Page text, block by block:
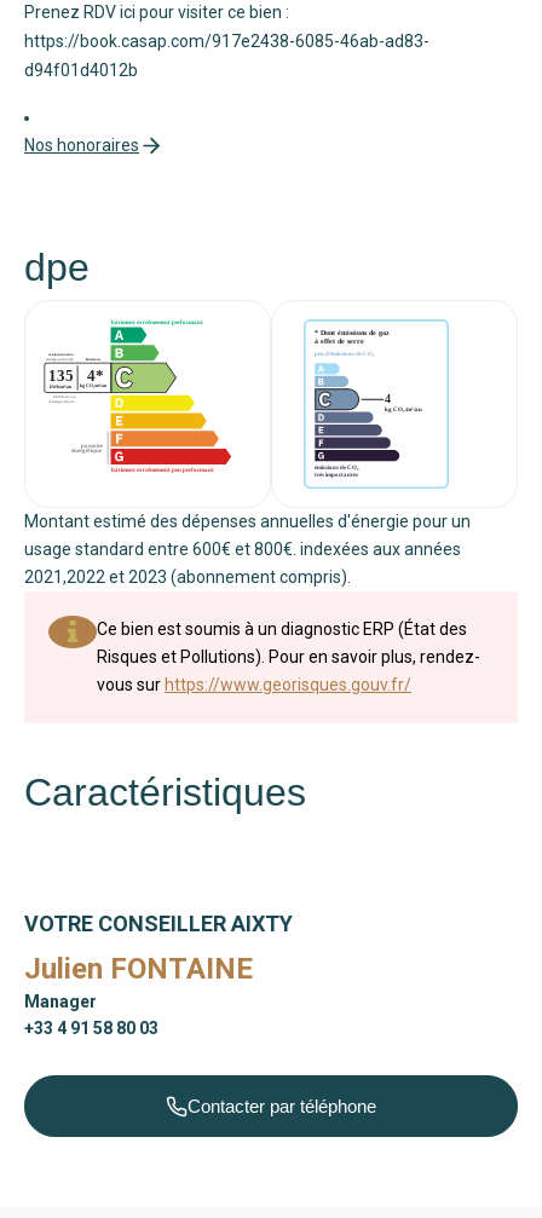
Prenez RDV ici pour visiter ce bien :
https://book.casap.com/917e2438-6085-46ab-ad83-
d94f01d4012b
Nos honoraires
dpe
Montant estimé des dépenses annuelles d'énergie pour un
usage standard entre 600€ et 800€. indexées aux années
2021,2022 et 2023 (abonnement compris).
Ce bien est soumis à un diagnostic ERP (État des
Risques et Pollutions). Pour en savoir plus, rendez-
vous sur https://www.georisques.gouv.fr/
Caractéristiques
VOTRE CONSEILLER AIXTY
Julien FONTAINE
Manager
+33 4 91 58 80 03
Contacter par téléphone